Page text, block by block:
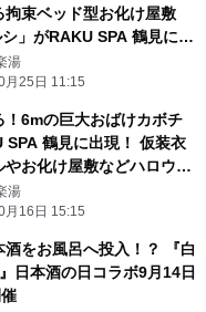
拘束ベッド型お化け屋敷
シ」がRAKU SPA 鶴見に出
湯
月25日 11:15
！6mの巨大おばけカボチ
SPA 鶴見に出現！ 仮装衣
やお化け屋敷などハロウィ
くさん
湯
月16日 15:15
酒をお風呂へ投入！？ 『白
日本酒の日コラボ9月14日